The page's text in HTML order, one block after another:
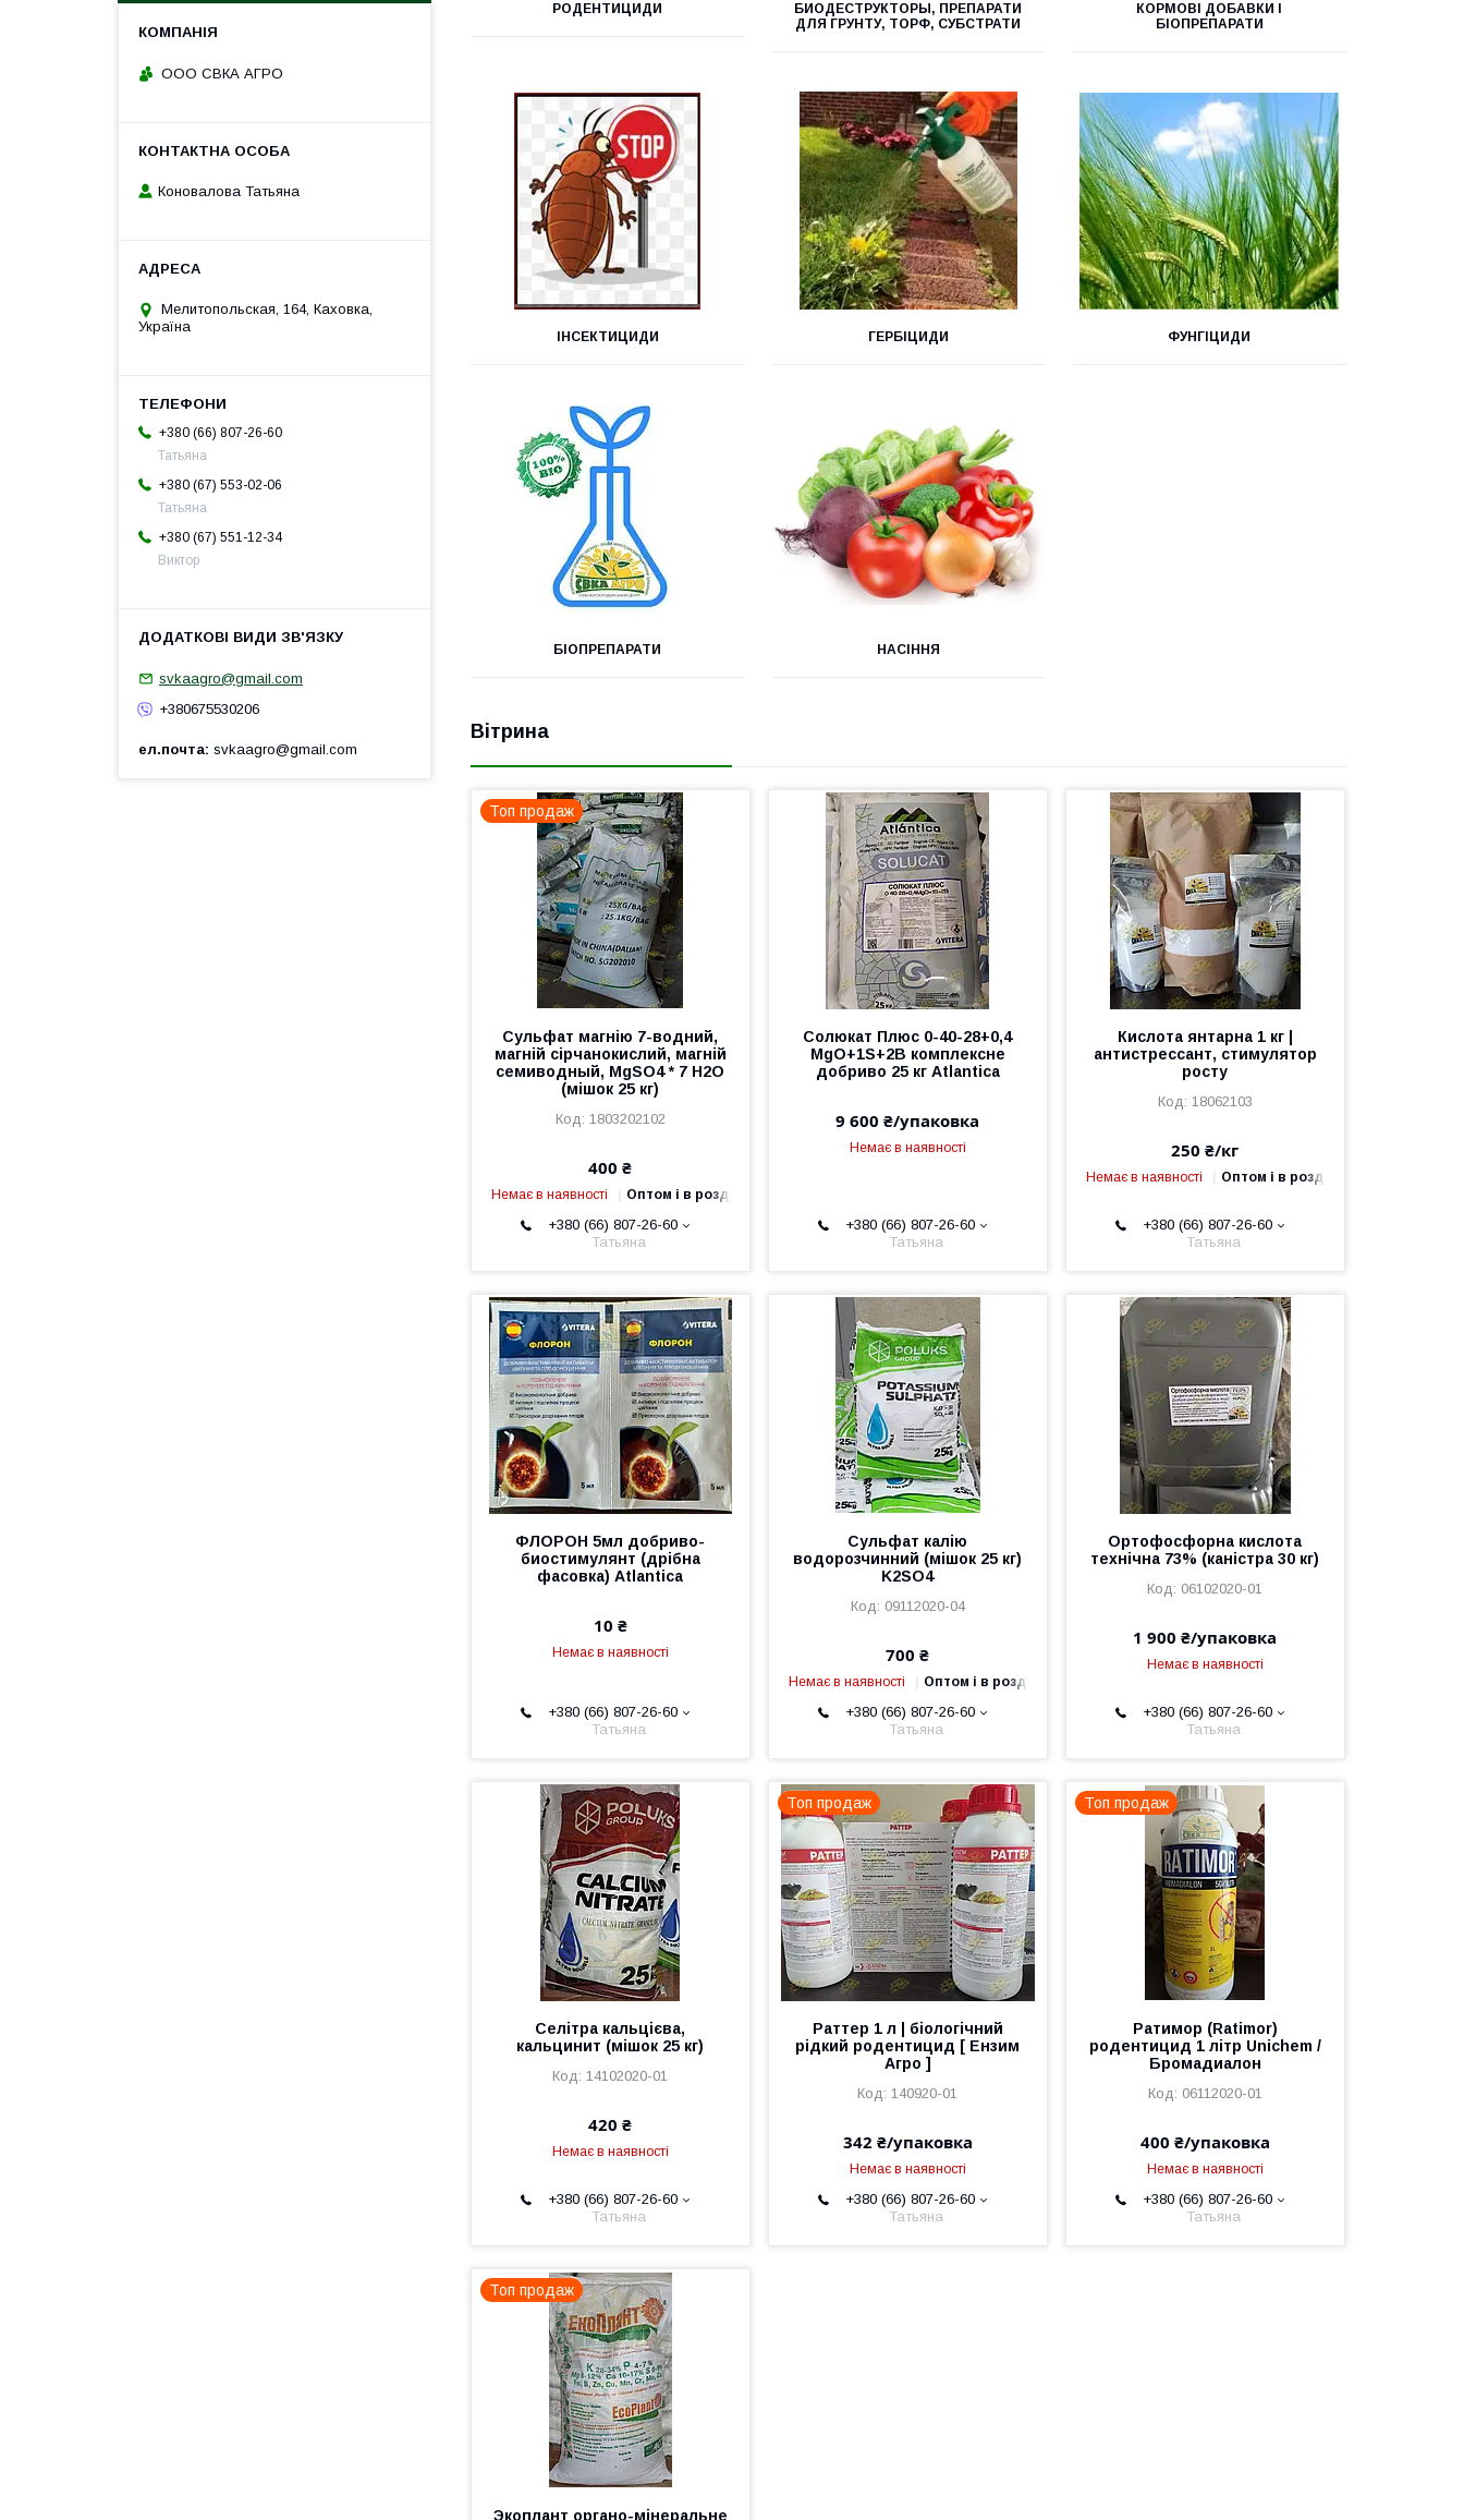
РОДЕНТИЦИДИ
БИОДЕСТРУКТОРЫ, ПРЕПАРАТИ
ДЛЯ ГРУНТУ, ТОРФ, СУБСТРАТИ
КОРМОВІ ДОБАВКИ І
БІОПРЕПАРАТИ
ІНСЕКТИЦИДИ ГЕРБІЦИДИ ФУНГІЦИДИ
БІОПРЕПАРАТИ НАСІННЯ
Вітрина
Топ продаж
Сульфат магнію 7-водний,
магній сірчанокислий, магній
семиводный, MgSO4 * 7 H2O
(мішок 25 кг)
1803202102
400 ₴
Немає в наявності Оптом і в роздріб
+380 (66) 807-26-60
Татьяна
Солюкат Плюс 0-40-28+0,4
MgO+1S+2B комплексне
добриво 25 кг Atlantica
9 600 ₴/упаковка
Немає в наявності
+380 (66) 807-26-60
Татьяна
Кислота янтарна 1 кг |
антистрессант, стимулятор
росту
18062103
250 ₴/кг
Немає в наявності Оптом і в роздріб
+380 (66) 807-26-60
Татьяна
ФЛОРОН 5мл добриво-
биостимулянт (дрібна
фасовка) Atlantica
10 ₴
Немає в наявності
+380 (66) 807-26-60
Татьяна
Сульфат калію
водорозчинний (мішок 25 кг)
K2SO4
09112020-04
700 ₴
Немає в наявності Оптом і в роздріб
+380 (66) 807-26-60
Татьяна
Ортофосфорна кислота
технічна 73% (каністра 30 кг)
06102020-01
1 900 ₴/упаковка
Немає в наявності
+380 (66) 807-26-60
Татьяна
Селітра кальцієва,
кальцинит (мішок 25 кг)
14102020-01
420 ₴
Немає в наявності
+380 (66) 807-26-60
Татьяна
Топ продаж
Раттер 1 л | біологічний
рідкий родентицид [ Ензим
Агро ]
140920-01
342 ₴/упаковка
Немає в наявності
+380 (66) 807-26-60
Татьяна
Топ продаж
Ратимор (Ratimor)
родентицид 1 літр Unichem /
Бромадиалон
06112020-01
400 ₴/упаковка
Немає в наявності
+380 (66) 807-26-60
Татьяна
Топ продаж
Экоплант органо-мінеральне
ООО СВКА АГРО
Коновалова Татьяна
Мелитопольская, 164, Каховка,
Україна
+380 (66) 807-26-60
Татьяна
+380 (67) 553-02-06
Татьяна
+380 (67) 551-12-34
Виктор
svkaagro@gmail.com
+380675530206
ел.почта svkaagro@gmail.com